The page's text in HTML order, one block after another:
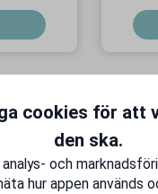
cookies för att
den ska.
och
hur appen används